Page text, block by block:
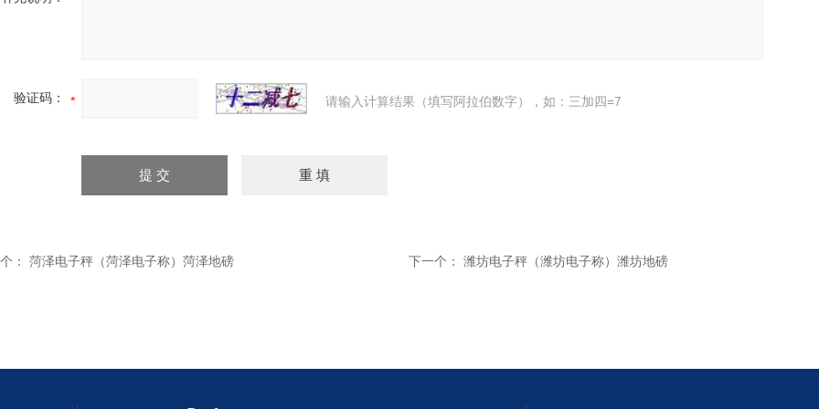
验证码： 请输入计算结果（填写阿拉伯数字），如：三加四=7
： 菏泽电子秤（菏泽电子称）菏泽地磅 下一个： 潍坊电子秤（潍坊电子称）潍坊地磅